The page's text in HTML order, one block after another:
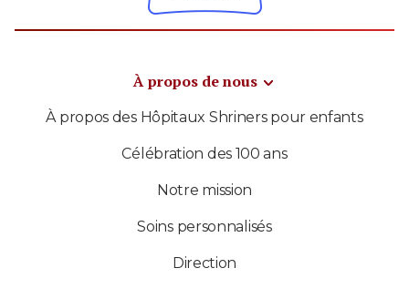
À propos de nous
À propos des Hôpitaux Shriners pour enfants
Célébration des 100 ans
Notre mission
Soins personnalisés
Direction